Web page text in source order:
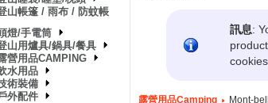
山帳篷 / 雨布 / 防蚊帳
燈/手電筒
山用爐具/鍋具/餐具
營用品CAMPING
水用品
術裝備
外配件
訊息:
cookies.
露營用品Camping Mont-